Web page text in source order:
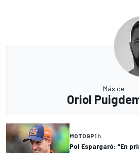
Más de
Oriol
MOTOGP1 h
Pol Espargaró: "En